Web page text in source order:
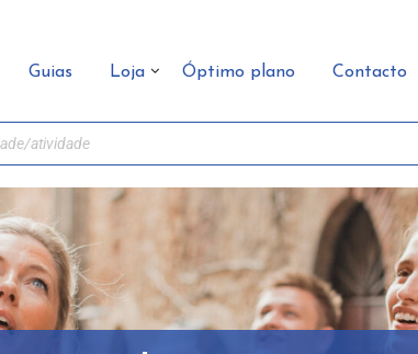
Guias Loja Óptimo plano Contacto